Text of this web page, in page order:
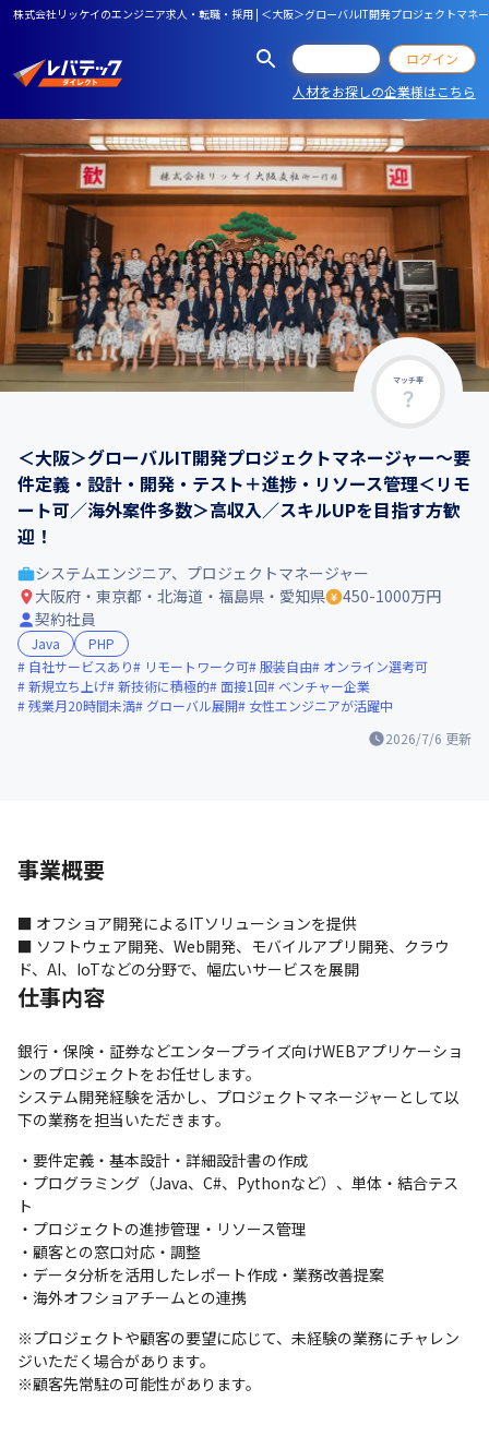
株式会社リッケイのエンジニア求人・転職・採用 | ＜大阪＞グローバルIT開発プロジェクトマ
ログイン
人材をお探しの企業様はこちら
マッチ率
＜大阪＞グローバルIT開発プロジェクトマネージャー～要
件定義・設計・開発・テスト＋進捗・リソース管理＜リモ
ート可／海外案件多数＞高収入／スキルUPを目指す方歓
迎！
2026/7/6 更新
システムエンジニア、プロジェクトマネージャー
大阪府・東京都・北海道・福島県・愛知県
450-1000万円
契約社員
Java
PHP
自社サービスあり
リモートワーク可 服装自由
オンライン選考可
新規立ち上げ 新技術に積極的 面接1回
ベンチャー企業
残業月20時間未満
グローバル展開 女性エンジニアが活躍中
事業概要
■ オフショア開発によるITソリューションを提供
■ ソフトウェア開発、Web開発、モバイルアプリ開発、クラウ
ド、AI、IoTなどの分野で、幅広いサービスを展開
仕事内容
銀行・保険・証券などエンタープライズ向けWEBアプリケーショ
ンのプロジェクトをお任せします。
システム開発経験を活かし、プロジェクトマネージャーとして以
下の業務を担当いただきます。
・要件定義・基本設計・詳細設計書の作成
・プログラミング（Java、C#、Pythonなど）、単体・結合テス
ト
・プロジェクトの進捗管理・リソース管理
・顧客との窓口対応・調整
・データ分析を活用したレポート作成・業務改善提案
・海外オフショアチームとの連携
※プロジェクトや顧客の要望に応じて、未経験の業務にチャレン
ジいただく場合があります。
※顧客先常駐の可能性があります。